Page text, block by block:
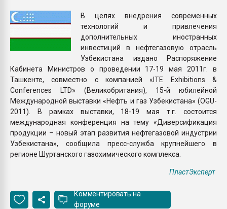
ПЕРЕЙТИ НА
В целях внедрения современных
технологий и привлечения
дополнительных иностранных
инвестиций в нефтегазовую отрасль
Узбекистана издано Распоряжение
Кабинета Министров о проведении 17-19 мая 2011г. в
Ташкенте, совместно с компанией «ITE Exhibitions &
Conferences LTD» (Великобритания), 15-й юбилейной
Международной выставки «Нефть и газ Узбекистана» (OGU-
2011). В рамках выставки, 18-19 мая т.г. состоится
международная конференция на тему «Диверсификация
продукции – новый этап развития нефтегазовой индустрии
Узбекистана», сообщила пресс-служба крупнейшего в
регионе Шуртанского газохимического комплекса.
ПластЭксперт
Комментировать на
форуме